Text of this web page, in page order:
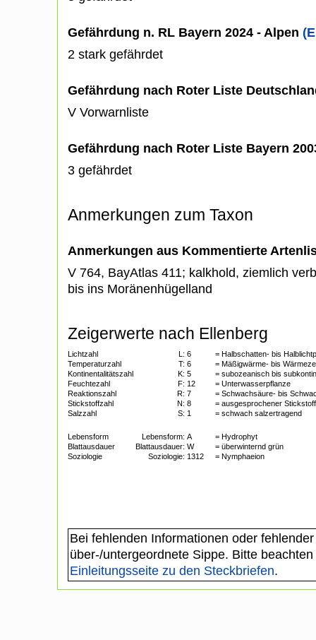
Gefährdung n. RL Bayern 2024 - Alpen
2 stark gefährdet
Gefährdung nach Roter Liste
V Vorwarnliste
Gefährdung nach Roter Liste Bayern
3 gefährdet
Anmerkungen zum Taxon
Anmerkungen aus Kommentierte
V 764, BayAtlas 411; kalkhold, ziemlich
bis ins Moränenhügelland
Zeigerwerte nach Ellenberg
Lichtzahl L: 6
= Halbschatten- bis
Temperaturzahl
T: 6
= Mäßigwärme- bis
Kontinentalitätszahl
K: 5
= subozeanisch bis
Feuchtezahl
F: 12
= Unterwasserpflanze
Reaktionszahl
R: 7
= Schwachsäure- bis
Stickstoffzahl
N: 8
= ausgesprochener
Salzzahl
S: 1 = schwach salzertragend
Lebensform Lebensform: A
= Hydrophyt
Blattausdauer
Blattausdauer: W
= überwinternd grün
Soziologie
Soziologie: 1312 = Nymphaeion
Bei fehlenden Informationen oder
über-/untergeordnete Sippe. Bitte
Einleitungsseite zu den Steckbriefen.